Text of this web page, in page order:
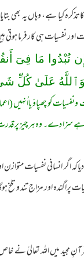
کیا ہے، وہاں یہ بھی
اور نفسیات ہی کارفرما
مَا فِىٓ
عَلَىٰ كُلِّ
کو چھپاؤ یااُنہیں
سزا دے۔ وہ ہر چیز پر
انسانی نفسیات متوازن
پراگندہ اور مزاج تند و
میں اللہ تعالیٰ نے